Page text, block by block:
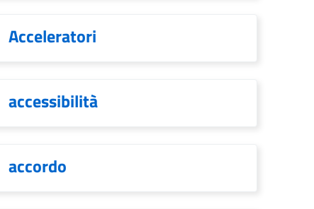
Acceleratori
accessibilità
accordo